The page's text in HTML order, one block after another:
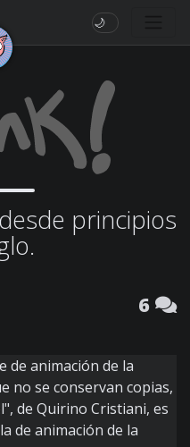
🌙
principios
6
de animación de la
no se conservan copias,
de Quirino Cristiani, es
de animación de la